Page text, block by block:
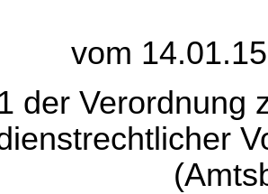
vom
der Verordnung